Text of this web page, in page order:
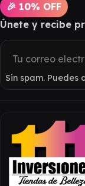
🎉 10% OFF
Únete y recibe
Sin spam.